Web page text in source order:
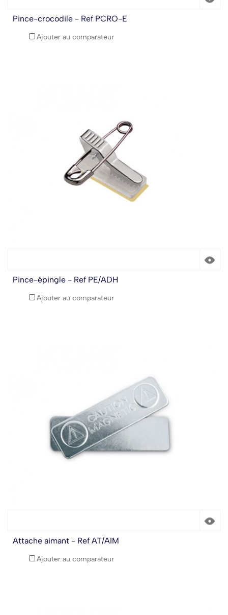
Pince-crocodile - Ref PCRO-E
Ajouter au comparateur
Pince-épingle - Ref PE/ADH
Ajouter au comparateur
Attache aimant - Ref AT/AIM
Ajouter au comparateur